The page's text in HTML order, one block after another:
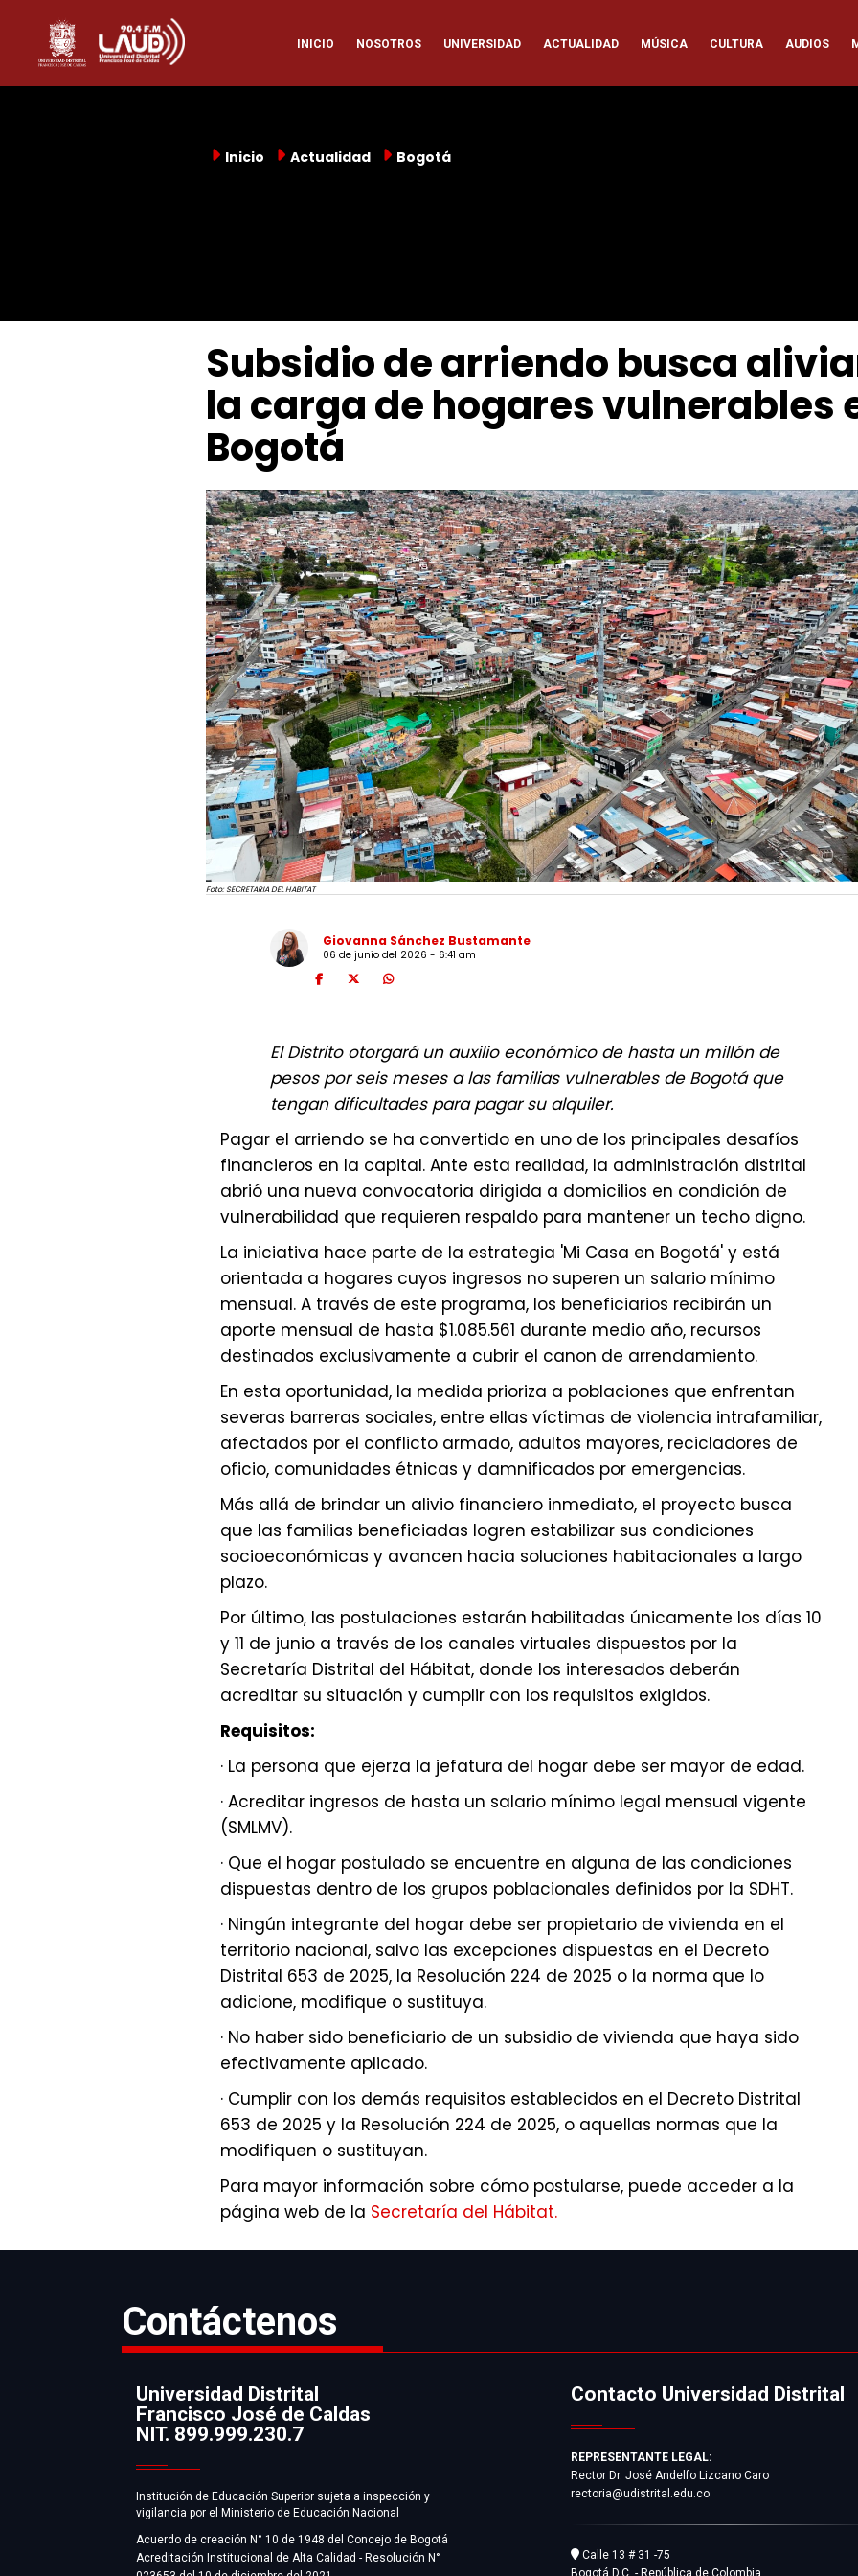
contenido
principal
Navegación
principal
INICIO NOSOTROS UNIVERSIDAD ACTUALIDAD MÚSICA CULTURA AUDIOS
Inicio Actualidad Bogotá
Subsidio de arriendo busca
la carga de hogares vulnerables
Bogotá
Foto: SECRETARIA DEL HABITAT
Giovanna Sánchez Bustamante
06 de junio del 2026 - 6:41 am
El Distrito otorgará un auxilio económico de hasta un millón de
pesos por seis meses a las familias vulnerables de Bogotá que
tengan dificultades para pagar su alquiler.
Pagar el arriendo se ha convertido en uno de los principales desafíos
financieros en la capital. Ante esta realidad, la administración distrital
abrió una nueva convocatoria dirigida a domicilios en condición de
vulnerabilidad que requieren respaldo para mantener un techo digno.
La iniciativa hace parte de la estrategia 'Mi Casa en Bogotá' y está
orientada a hogares cuyos ingresos no superen un salario mínimo
mensual. A través de este programa, los beneficiarios recibirán un
aporte mensual de hasta $1.085.561 durante medio año, recursos
destinados exclusivamente a cubrir el canon de arrendamiento.
En esta oportunidad, la medida prioriza a poblaciones que enfrentan
severas barreras sociales, entre ellas víctimas de violencia intrafamiliar,
afectados por el conflicto armado, adultos mayores, recicladores de
oficio, comunidades étnicas y damnificados por emergencias.
Más allá de brindar un alivio financiero inmediato, el proyecto busca
que las familias beneficiadas logren estabilizar sus condiciones
socioeconómicas y avancen hacia soluciones habitacionales a largo
plazo.
Por último, las postulaciones estarán habilitadas únicamente los días 10
y 11 de junio a través de los canales virtuales dispuestos por la
Secretaría Distrital del Hábitat, donde los interesados deberán
acreditar su situación y cumplir con los requisitos exigidos.
Requisitos:
· La persona que ejerza la jefatura del hogar debe ser mayor de edad.
· Acreditar ingresos de hasta un salario mínimo legal mensual vigente
(SMLMV).
· Que el hogar postulado se encuentre en alguna de las condiciones
dispuestas dentro de los grupos poblacionales definidos por la SDHT.
· Ningún integrante del hogar debe ser propietario de vivienda en el
territorio nacional, salvo las excepciones dispuestas en el Decreto
Distrital 653 de 2025, la Resolución 224 de 2025 o la norma que lo
adicione, modifique o sustituya.
· No haber sido beneficiario de un subsidio de vivienda que haya sido
efectivamente aplicado.
· Cumplir con los demás requisitos establecidos en el Decreto Distrital
653 de 2025 y la Resolución 224 de 2025, o aquellas normas que la
modifiquen o sustituyan.
Para mayor información sobre cómo postularse, puede acceder a la
página web de la Secretaría del Hábitat.
Contáctenos
Información
Universidad Distrital
Francisco José de Caldas
NIT. 899.999.230.7
Institución de Educación Superior sujeta a inspección y
vigilancia por el Ministerio de Educación Nacional
Acuerdo de creación N° 10 de 1948 del Concejo de Bogotá
Acreditación Institucional de Alta Calidad - Resolución N°
Contacto Universidad Distrital
REPRESENTANTE LEGAL:
Rector Dr. José Andelfo Lizcano Caro
rectoria@udistrital.edu.co
Calle 13 # 31 -75